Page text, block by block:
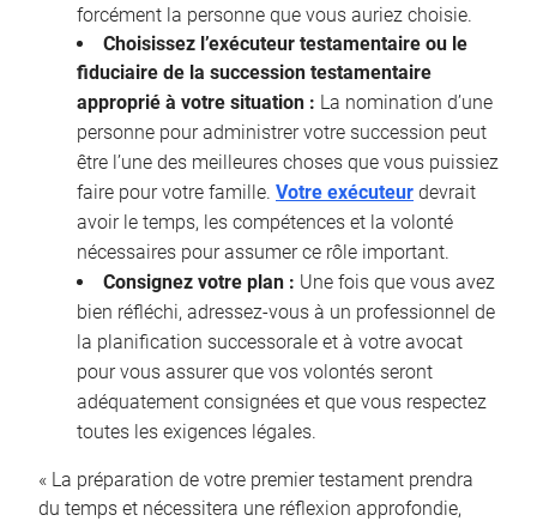
forcément la personne que vous auriez choisie.
Choisissez l’exécuteur testamentaire ou le
fiduciaire de la succession testamentaire
approprié à votre situation : La nomination d’une
personne pour administrer votre succession peut
être l’une des meilleures choses que vous puissiez
faire pour votre famille. Votre exécuteur devrait
avoir le temps, les compétences et la volonté
nécessaires pour assumer ce rôle important.
Consignez votre plan : Une fois que vous avez
bien réfléchi, adressez-vous à un professionnel de
la planification successorale et à votre avocat
pour vous assurer que vos volontés seront
adéquatement consignées et que vous respectez
toutes les exigences légales.
« La préparation de votre premier testament prendra
du temps et nécessitera une réflexion approfondie,